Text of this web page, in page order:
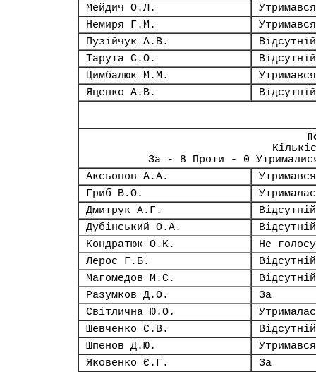
Мейдич О.Л.
Утримався
Немиря Г.М.
Утримався
Пузійчук А.В.
Відсутній
Тарута С.О.
Відсутній
Цимбалюк М.М.
Утримався
Яценко А.В.
Відсутній
За - 8 Проти - 0
Аксьонов А.А.
Утримався
Гриб В.О.
Дмитрук А.Г.
Відсутній
Дубінський О.А.
Відсутній
Кондратюк О.К.
Не
Лерос Г.Б.
Відсутній
Магомедов М.С.
Відсутній
Разумков Д.О.
За
Світлична Ю.О.
Шевченко Є.В.
Відсутній
Шпенов Д.Ю.
Утримався
Яковенко Є.Г.
За